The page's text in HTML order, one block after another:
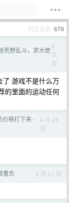
回复总数 678
荒野乱斗，求大佬6
天
前
游戏不是什么万
的里面的运动任何
价格打下来 -
4 月 26
日
重负 4 月 21 日